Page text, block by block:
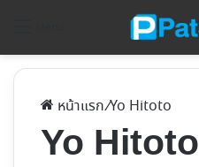
หน้าแรก/Yo Hitoto
Yo Hitoto